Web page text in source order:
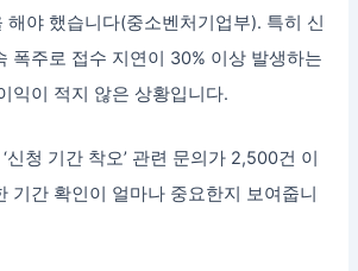
해야 했습니다(중소벤처기업부). 특히 신
폭주로 접수 지연이 30% 이상 발생하는
익이 적지 않은 상황입니다.
신청 기간 착오’ 관련 문의가 2,500건 이
기간 확인이 얼마나 중요한지 보여줍니